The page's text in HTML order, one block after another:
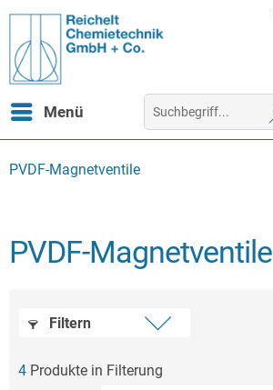
Menü
PVDF-Magnetventile
PVDF-Magnetventile
Filtern
4 Produkte in Filterung